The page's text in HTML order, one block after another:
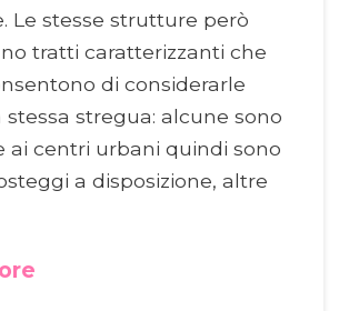
Le stesse strutture però
tratti caratterizzanti che
di considerarle
stregua: alcune sono
ai centri urbani quindi sono
a disposizione, altre